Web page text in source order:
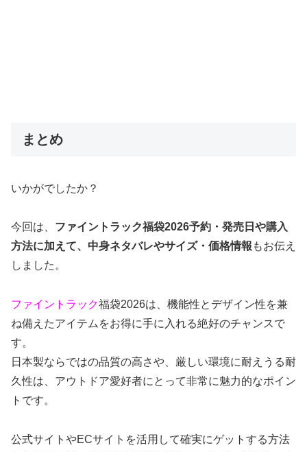
まとめ
いかがでしたか？
今回は、 ファイントラック福袋2026予約・発売日や購入
方法に加えて、中身ネタバレやサイズ・価格情報 もお伝え
しました。
ファイントラック福袋2026は、機能性とデザイン性を兼
ね備えたアイテムをお得に手に入れる絶好のチャンスで
す。
日本製ならではの品質の高さや、厳しい環境に耐えうる耐
久性は、アウトドア愛好者にとって非常に魅力的なポイン
トです。
公式サイトやECサイトを活用して確実にゲットする方法